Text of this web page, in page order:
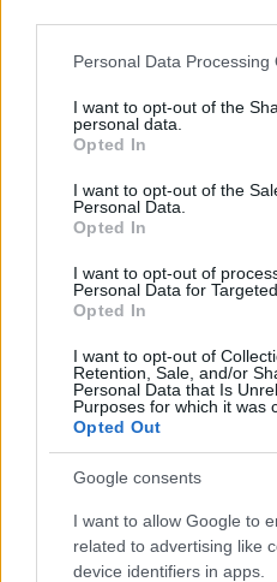
Please note that this website/
not limited to your visit or
grant or deny consent to
use your data for below
consent section.
Personal Data Processing
I want to opt-out of the
personal data.
Opted In
I want to opt-out of the
Personal Data.
Opted In
I want to opt-out of
Personal Data for
Opted In
I want to opt-out of
Retention, Sale, and/or
Personal Data that Is
Purposes for which it was
Opted Out
Google consents
I want to allow Google to
related to advertising like
device identifiers in apps.
NECROLOGIE
Paolo Pinna
Martina Agostina
I nostri cari